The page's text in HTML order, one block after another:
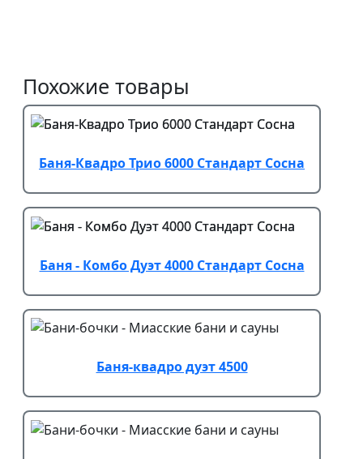
Похожие товары
Баня-Квадро Трио 6000 Стандарт Сосна
Баня - Комбо Дуэт 4000 Стандарт Сосна
Баня-квадро дуэт 4500